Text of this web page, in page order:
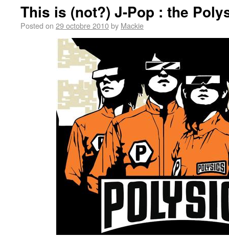
This is (not?) J-Pop : the
Posted on 29 octobre 2010by Mackie